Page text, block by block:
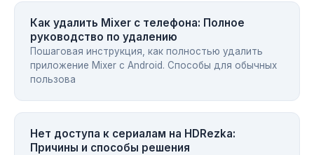
Как удалить Mixer с телефона: Полное
руководство по удалению
Пошаговая инструкция, как полностью удалить
приложение Mixer с Android. Способы для обычных
пользова
Нет доступа к сериалам на HDRezka:
Причины и способы решения